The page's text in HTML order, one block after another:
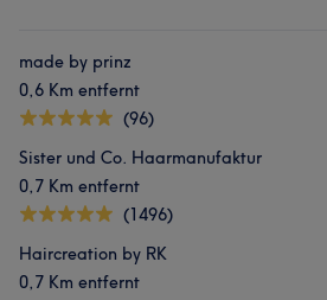
made by prinz
0,6 Km entfernt
(96)
Sister und Co. Haarmanufaktur
0,7 Km entfernt
(1496)
Haircreation by RK
0,7 Km entfernt